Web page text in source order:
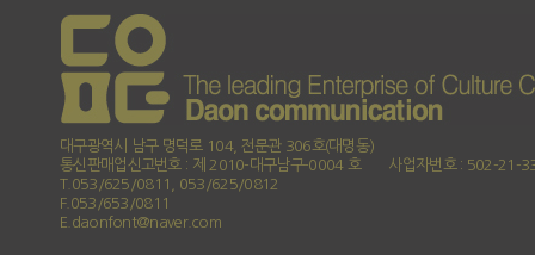
대구광역시 남구 명덕로 104, 전문관 306호(대명동)
통신판매업신고번호 : 제 2010-대구남구-0004 호
사업자번호 : 502-21-
T.053/625/0811, 053/625/0812
F.053/653/0811
E.daonfont@naver.com